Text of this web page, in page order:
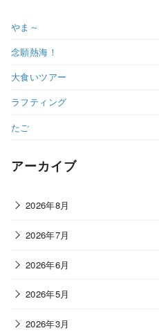
やま～
念願熱海！
大食いツアー
ラフティング
たご
アーカイブ
2026年8月
2026年7月
2026年6月
2026年5月
2026年3月